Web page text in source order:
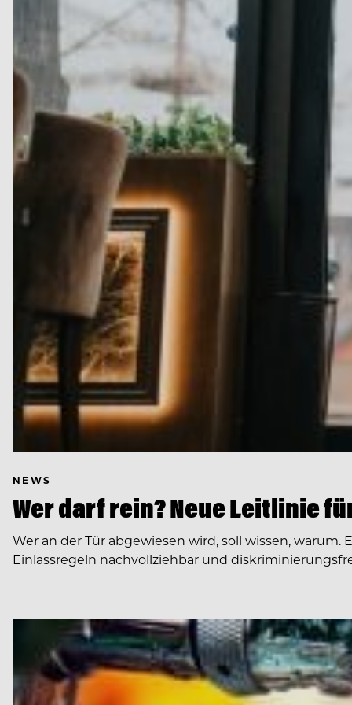
NEWS
Wer darf rein? Neue Leitlinie
Wer an der Tür abgewiesen wird, soll wissen,
Einlassregeln nachvollziehbar und